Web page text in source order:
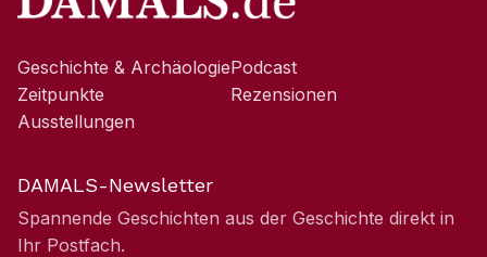
Geschichte & Archäologie
Zeitpunkte
Ausstellungen
Podcast
Rezensionen
DAMALS-Newsletter
Spannende Geschichten aus der Geschichte direkt in
Ihr Postfach.